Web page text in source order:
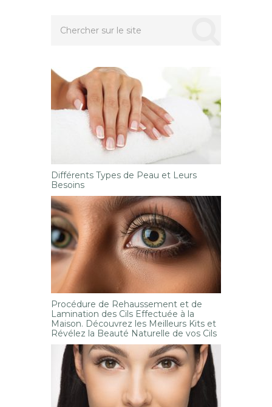
Différents Types de Peau et Leurs
Besoins
Procédure de Rehaussement et de
Lamination des Cils Effectuée à la
Maison. Découvrez les Meilleurs Kits et
Révélez la Beauté Naturelle de vos Cils